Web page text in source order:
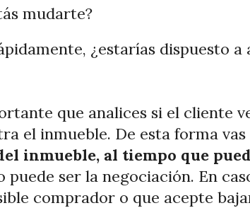
mudarte?
¿estarías dispuesto
que analices si el cliente
el inmueble. De esta forma
inmueble, al tiempo que
puede ser la negociación. En
comprador o que acepte